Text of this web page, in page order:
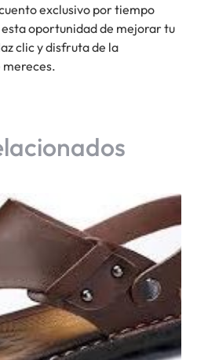
exclusivo por tiempo
oportunidad de mejorar tu
clic y disfruta de la
mereces.